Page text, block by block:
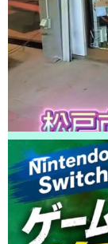
た！ありがとうござ
2026/05/18
松戸市よりお越しの
た！ありがとうござい
2026/05/17
松戸市よりお越しの
ありがとうございまし
松戸市よりお越しの
ありがとうございま
2026/05/17
松戸市よりお越しの
した！ありがとうご
2026/05/16
松戸市よりお越しの
ありがとうございま
2026/05/15
松戸市よりお越しの